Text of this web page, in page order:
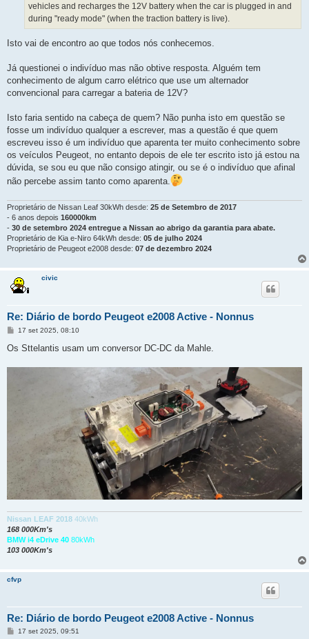
vehicles and recharges the 12V battery when the car is plugged in and
during "ready mode" (when the traction battery is live).
Isto vai de encontro ao que todos nós conhecemos.
Já questionei o indivíduo mas não obtive resposta. Alguém tem
conhecimento de algum carro elétrico que use um alternador
convencional para carregar a bateria de 12V?
Isto faria sentido na cabeça de quem? Não punha isto em questão se
fosse um indivíduo qualquer a escrever, mas a questão é que quem
escreveu isso é um indivíduo que aparenta ter muito conhecimento sobre
os veículos Peugeot, no entanto depois de ele ter escrito isto já estou na
dúvida, se sou eu que não consigo atingir, ou se é o indivíduo que afinal
não percebe assim tanto como aparenta.
Proprietário de Nissan Leaf 30kWh desde: 25 de Setembro de 2017
- 6 anos depois 160000km
- 30 de setembro 2024 entregue a Nissan ao abrigo da garantia para abate.
Proprietário de Kia e-Niro 64kWh desde: 05 de julho 2024
Proprietário de Peugeot e2008 desde: 07 de dezembro 2024
civic
Re: Diário de bordo Peugeot e2008 Active - Nonnus
M
n
17 set 2025, 08:10
Os Sttelantis usam um conversor DC-DC da Mahle.
Nissan LEAF 2018 40kWh
168 000Km's
BMW i4 eDrive 40 80kWh
103 000Km's
cfvp
Re: Diário de bordo Peugeot e2008 Active - Nonnus
M17 set 2025, 09:51